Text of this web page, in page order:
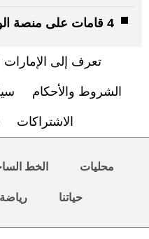
4 قامات على منصة الوفاء والتقدير
تعرف إلى الإمارات
الشروط والأحكام
الاشتراكات
محليات الخط
حياتنا رياضة